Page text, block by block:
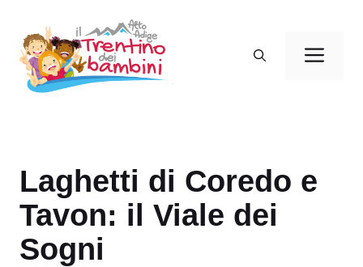
contenuto
Laghetti di Coredo e
Tavon: il Viale dei
Sogni